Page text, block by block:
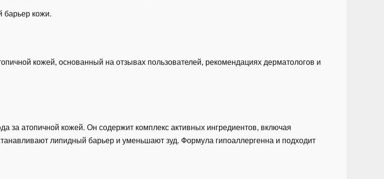
барьер кожи.
кожей, основанный на отзывах пользователей, рекомендациях дерматологов и
за атопичной кожей. Он содержит комплекс активных ингредиентов, включая
липидный барьер и уменьшают зуд. Формула гипоаллергенна и подходит